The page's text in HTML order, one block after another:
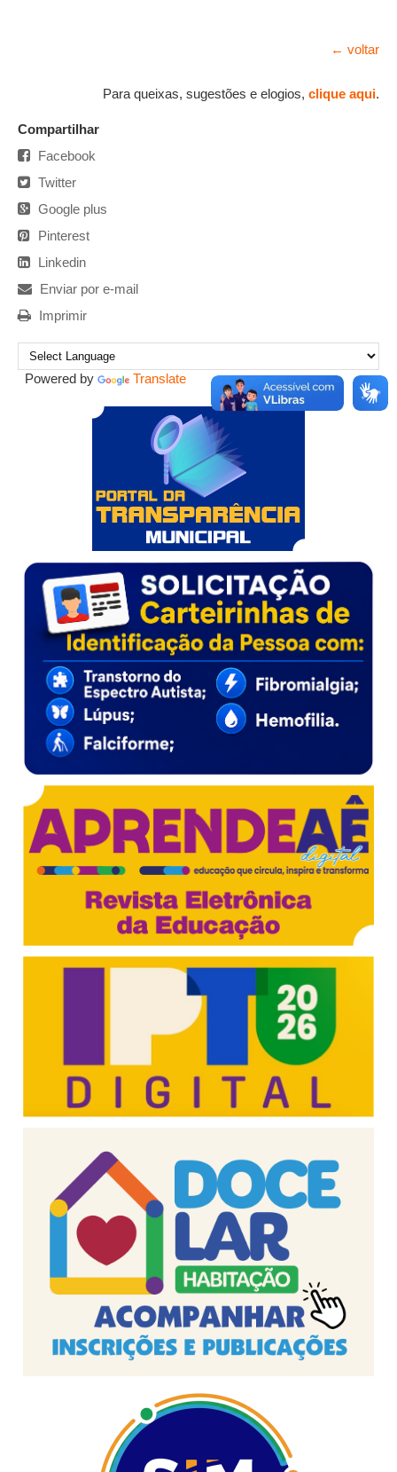
← voltar
Para queixas, sugestões e elogios, clique aqui.
Compartilhar
Facebook
Twitter
Google plus
Pinterest
Linkedin
Enviar por e-mail
Imprimir
Powered by Translate